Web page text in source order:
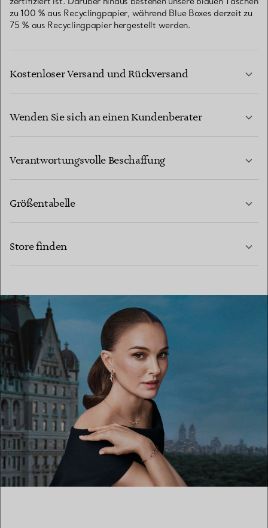
zu 100 % aus Recyclingpapier, während Blue Boxes derzeit zu
75 % aus Recyclingpapier hergestellt werden.
Kostenloser Versand und Rückversand
Wenden Sie sich an einen Kundenberater
Verantwortungsvolle Beschaffung
Größentabelle
Store finden
EINEN STORE IN IHRER NÄHE FINDEN